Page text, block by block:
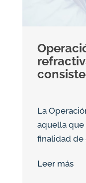
La
aquella que
finalidad de
Leer más